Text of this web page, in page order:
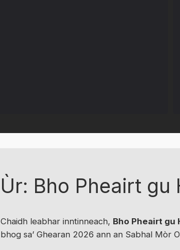
Ùr: Bho Pheairt gu
Chaidh leabhar inntinneach, Bho Pheairt gu
bhog sa’ Ghearan 2026 ann an Sabhal Mòr